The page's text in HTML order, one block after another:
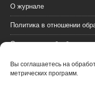
Вы соглашаетесь на
метрических программ.
О журнале
Политика в отношении
Согласие на обработку
Пользовательское